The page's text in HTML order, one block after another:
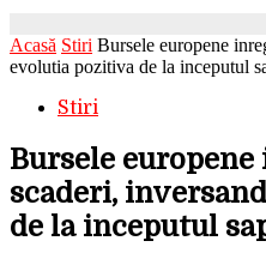
Acasă Stiri Bursele europene
evolutia pozitiva de la inceputul
Stiri
Bursele
scaderi,
de la inceputul